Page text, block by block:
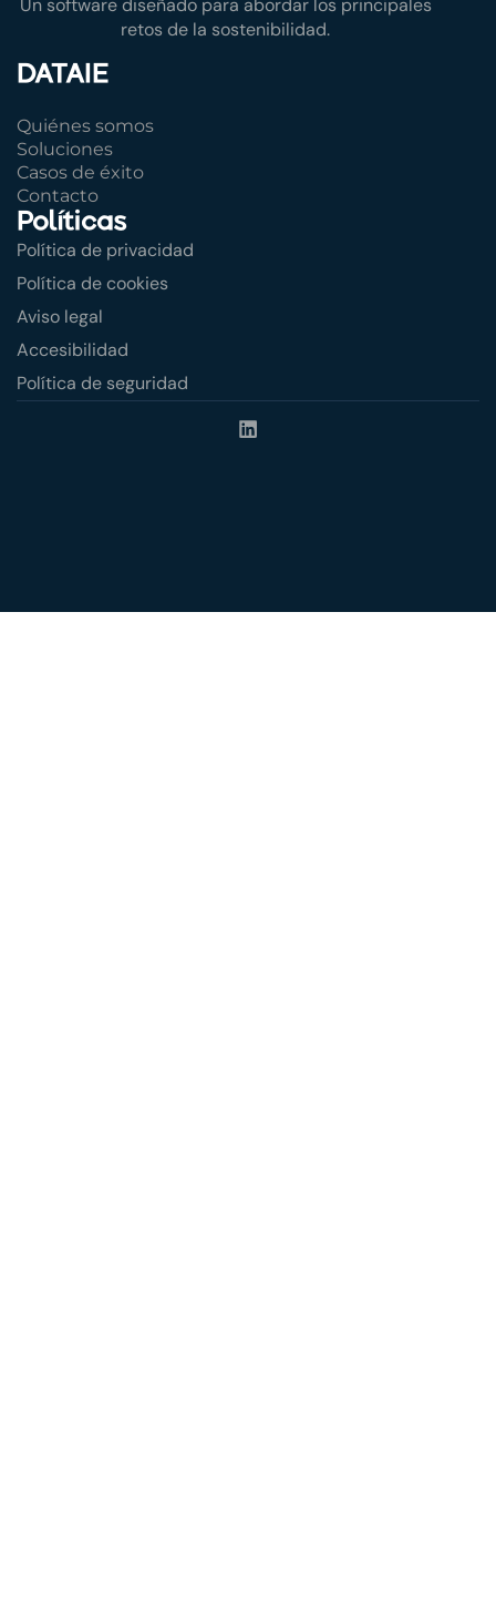
Un software diseñado para abordar los principales
retos de la sostenibilidad.
DATAIE
Quiénes somos
Soluciones
Casos de éxito
Contacto
Políticas
Política de privacidad
Política de cookies
Aviso legal
Accesibilidad
Política de seguridad